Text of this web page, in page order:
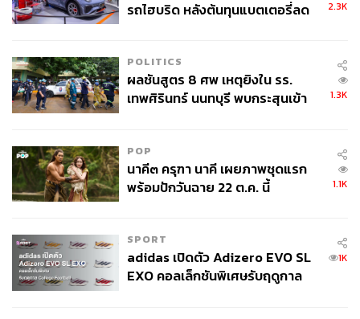
รถไฮบริด หลังต้นทุนแบตเตอรี่ลด
2.3K
POLITICS
ผลชันสูตร 8 ศพ เหตุยิงใน รร.
เทพศิรินทร์ นนทบุรี พบกระสุนเข้า
1.3K
POP
นาคี๓ ครุฑา นาคี เผยภาพชุดแรก
พร้อมปักวันฉาย 22 ต.ค. นี้
1.1K
SPORT
adidas เปิดตัว Adizero EVO SL
EXO คอลเล็กชันพิเศษรับฤดูกาล
1K